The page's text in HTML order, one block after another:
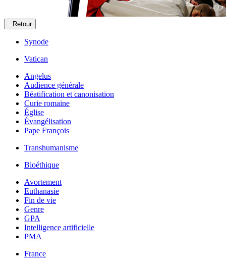
Retour
Synode
Vatican
Angelus
Audience générale
Béatification et canonisation
Curie romaine
Église
Évangélisation
Pape François
Transhumanisme
Bioéthique
Avortement
Euthanasie
Fin de vie
Genre
GPA
Intelligence artificielle
PMA
France